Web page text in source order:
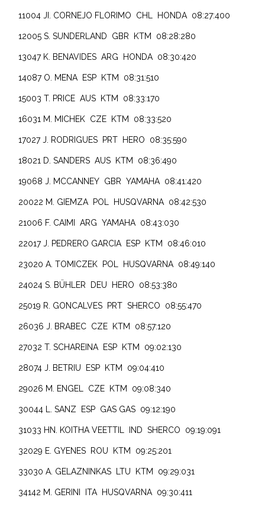
11004 JI. CORNEJO FLORIMO CHL HONDA 08:27:400
12005 S. SUNDERLAND GBR KTM 08:28:280
13047 K. BENAVIDES ARG HONDA 08:30:420
14087 O. MENA ESP KTM 08:31:510
15003 T. PRICE AUS KTM 08:33:170
16031 M. MICHEK CZE KTM 08:33:520
17027 J. RODRIGUES PRT HERO 08:35:590
18021 D. SANDERS AUS KTM 08:36:490
19068 J. MCCANNEY GBR YAMAHA 08:41:420
20022 M. GIEMZA POL HUSQVARNA 08:42:530
21006 F. CAIMI ARG YAMAHA 08:43:030
22017 J. PEDRERO GARCIA ESP KTM 08:46:010
23020 A. TOMICZEK POL HUSQVARNA 08:49:140
24024 S. BÜHLER DEU HERO 08:53:380
25019 R. GONCALVES PRT SHERCO 08:55:470
26036 J. BRABEC CZE KTM 08:57:120
27032 T. SCHAREINA ESP KTM 09:02:130
28074 J. BETRIU ESP KTM 09:04:410
29026 M. ENGEL CZE KTM 09:08:340
30044 L. SANZ ESP GAS GAS 09:12:190
31033 HN. KOITHA VEETTIL IND SHERCO 09:19:091
32029 E. GYENES ROU KTM 09:25:201
33030 A. GELAZNINKAS LTU KTM 09:29:031
34142 M. GERINI ITA HUSQVARNA 09:30:411